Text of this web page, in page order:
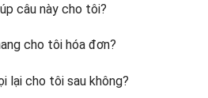
câu này cho tôi?
cho tôi hóa đơn?
lại cho tôi sau không?